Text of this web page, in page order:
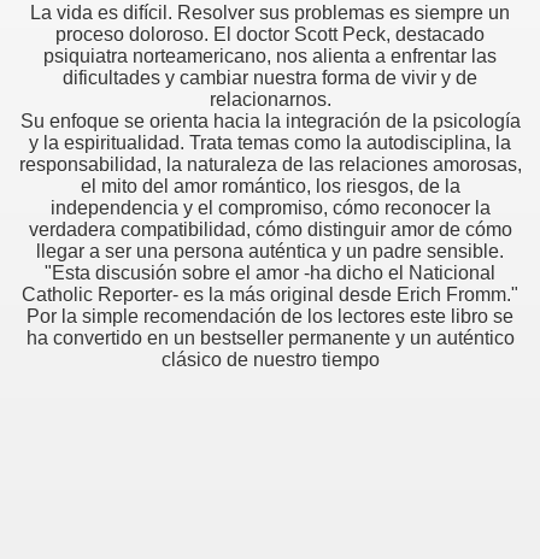
La vida es difícil. Resolver sus problemas es siempre un
proceso doloroso. El doctor Scott Peck, destacado
psiquiatra norteamericano, nos alienta a enfrentar las
dificultades y cambiar nuestra forma de vivir y de
relacionarnos.
Su enfoque se orienta hacia la integración de la psicología
y la espiritualidad. Trata temas como la autodisciplina, la
responsabilidad, la naturaleza de las relaciones amorosas,
el mito del amor romántico, los riesgos, de la
independencia y el compromiso, cómo reconocer la
verdadera compatibilidad, cómo distinguir amor de cómo
llegar a ser una persona auténtica y un padre sensible.
"Esta discusión sobre el amor -ha dicho el Naticional
Catholic Reporter- es la más original desde Erich Fromm."
Por la simple recomendación de los lectores este libro se
ha convertido en un bestseller permanente y un auténtico
clásico de nuestro tiempo